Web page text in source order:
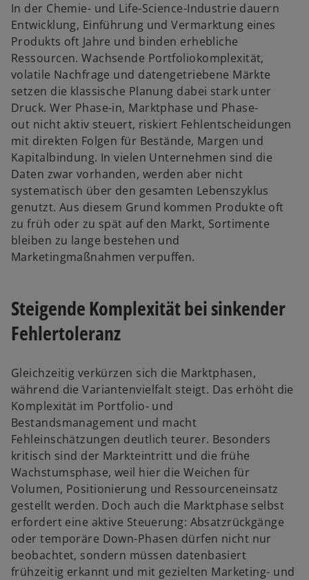
In der Chemie- und Life-Science-Industrie dauern
Entwicklung, Einführung und Vermarktung eines
Produkts oft Jahre und binden erhebliche
Ressourcen. Wachsende Portfoliokomplexität,
volatile Nachfrage und datengetriebene Märkte
setzen die klassische Planung dabei stark unter
Druck. Wer Phase-in, Marktphase und Phase-
out nicht aktiv steuert, riskiert Fehlentscheidungen
mit direkten Folgen für Bestände, Margen und
Kapitalbindung. In vielen Unternehmen sind die
Daten zwar vorhanden, werden aber nicht
systematisch über den gesamten Lebenszyklus
genutzt. Aus diesem Grund kommen Produkte oft
zu früh oder zu spät auf den Markt, Sortimente
bleiben zu lange bestehen und
Marketingmaßnahmen verpuffen.
Steigende Komplexität bei sinkender
Fehlertoleranz
Gleichzeitig verkürzen sich die Marktphasen,
während die Variantenvielfalt steigt. Das erhöht die
Komplexität im Portfolio- und
Bestandsmanagement und macht
Fehleinschätzungen deutlich teurer. Besonders
kritisch sind der Markteintritt und die frühe
Wachstumsphase, weil hier die Weichen für
Volumen, Positionierung und Ressourceneinsatz
gestellt werden. Doch auch die Marktphase selbst
erfordert eine aktive Steuerung: Absatzrückgänge
oder temporäre Down-Phasen dürfen nicht nur
beobachtet, sondern müssen datenbasiert
frühzeitig erkannt und mit gezielten Marketing- und